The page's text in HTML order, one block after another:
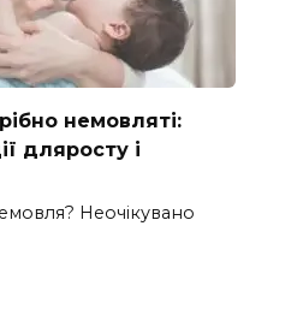
немовляті:
дляросту і
Неочікувано